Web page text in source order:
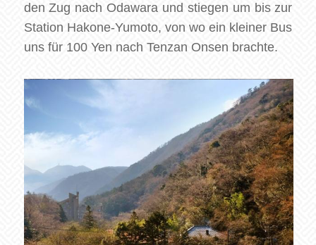
den Zug nach Odawara und stiegen um bis zur
Station Hakone-Yumoto, von wo ein kleiner Bus
uns für 100 Yen nach Tenzan Onsen brachte.